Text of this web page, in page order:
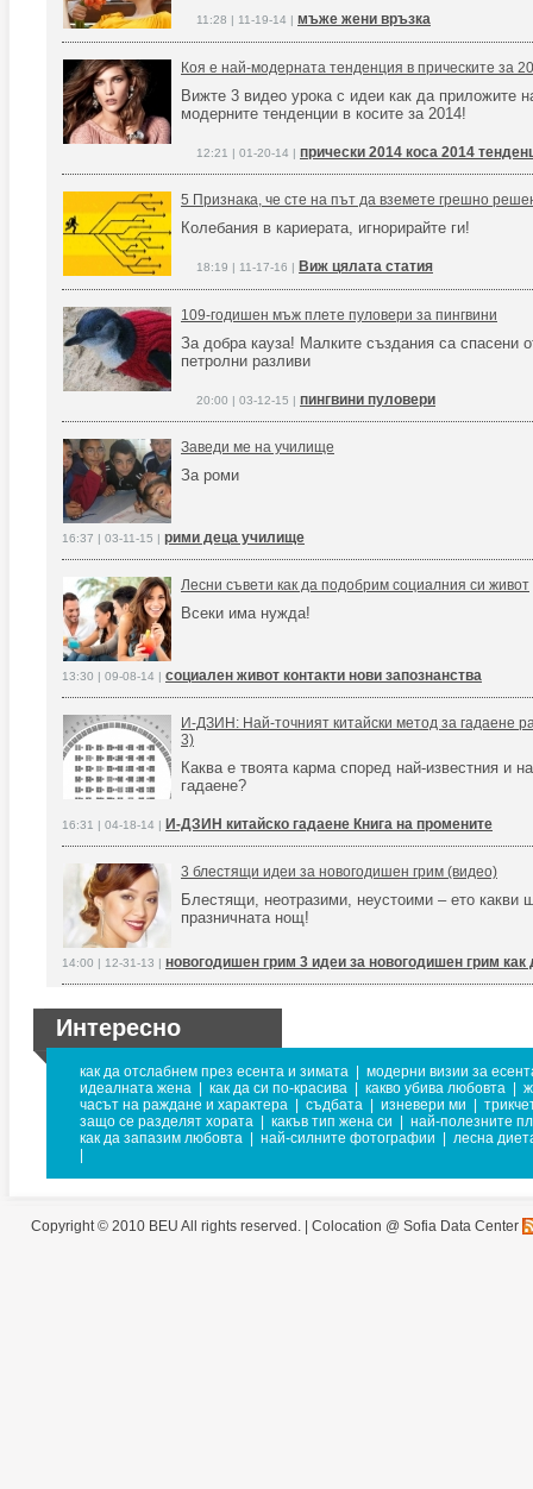
11:28 | 11-19-14 | мъже жени връзка
Коя е най-модерната тенденция в прическите за
Вижте 3 видео урока с идеи как да приложите
модерните тенденции в косите за 2014!
12:21 | 01-20-14 | прически 2014 коса 2014
5 Признака, че сте на път да вземете грешно
Колебания в кариерата, игнорирайте ги!
18:19 | 11-17-16 | Виж цялата статия
109-годишен мъж плете пуловери за пингвини
За добра кауза! Малките създания са спасени
петролни разливи
20:00 | 03-12-15 | пингвини пуловери
Заведи ме на училище
За роми
16:37 | 03-11-15 | рими деца училище
Лесни съвети как да подобрим социалния си живот
Всеки има нужда!
13:30 | 09-08-14 | социален живот контакти нови запознанства
И-ДЗИН: Най-точният китайски метод за гадаене
3)
Каква е твоята карма според най-известния и
гадаене?
16:31 | 04-18-14 | И-ДЗИН китайско гадаене Книга на промените
3 блестящи идеи за новогодишен грим (видео)
Блестящи, неотразими, неустоими – ето какви
празничната нощ!
14:00 | 12-31-13 | новогодишен грим 3 идеи за новогодишен грим
Интересно
как да отслабнем през есента и зимата
модерни визии за
идеалната жена
как да си по-красива какво убива любовта
часът на раждане и характера
съдбата изневери ми
защо се разделят хората
какъв тип жена си
най-полезните
как да запазим любовта
най-силните фотографии
лесна
Copyright © 2010 BEU All rights reserved. | Colocation @ Sofia Data Center